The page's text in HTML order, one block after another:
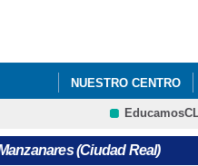
NUESTRO CENTRO
INFÓRMATE
(Ciudad Real)